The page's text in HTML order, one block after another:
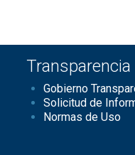
Transparencia
Gobierno
Solicitud de
Normas de Uso